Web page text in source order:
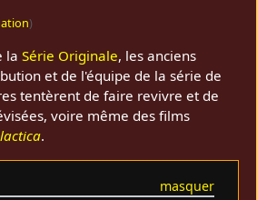
)
laSérie Originale, les anciens
et de l'équipe de la série de
tentèrent de faire revivre et de
voire même des films
.